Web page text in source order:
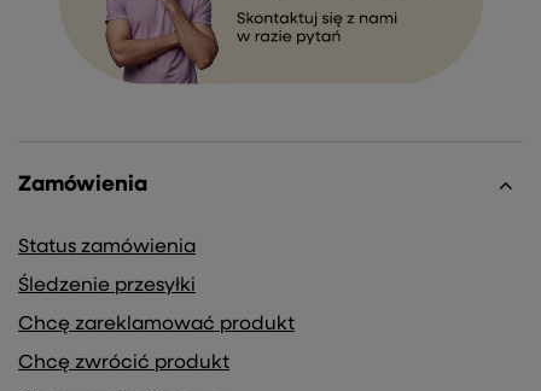
Zamówienia
Status zamówienia
Śledzenie przesyłki
Chcę zareklamować produkt
Chcę zwrócić produkt